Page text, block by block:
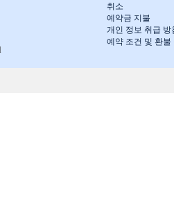
취소
예약금 지불
개인 정보 취급 방
예약 조건 및 환불